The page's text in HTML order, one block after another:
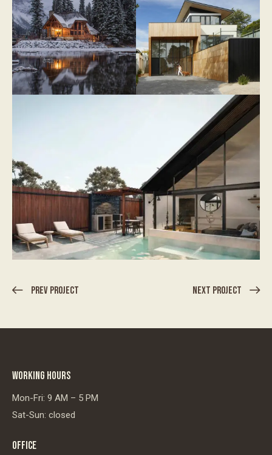
Prev Project Next Project
WORKING HOURS
Mon-Fri: 9 AM – 5 PM
Sat-Sun: closed
OFFICE